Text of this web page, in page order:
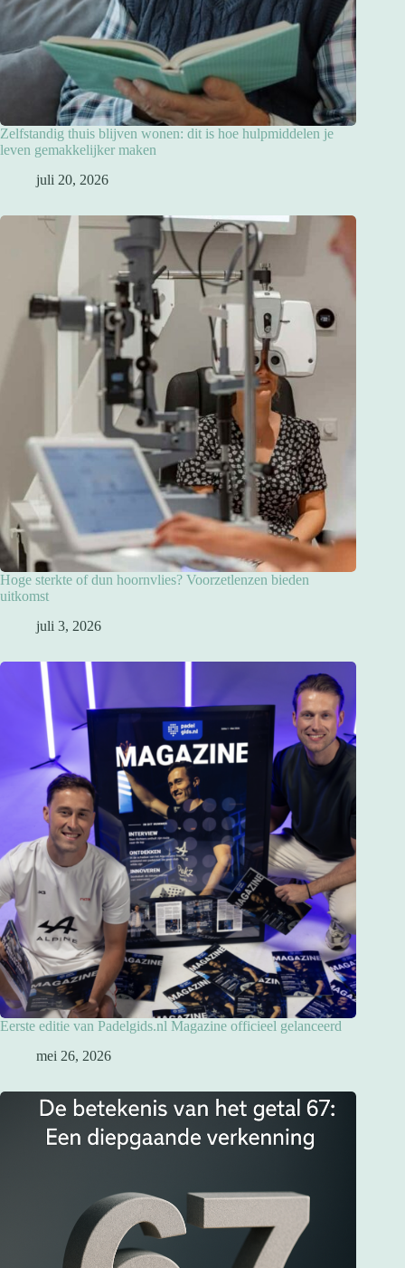
Zelfstandig thuis blijven wonen: dit is hoe hulpmiddelen je
leven gemakkelijker maken
juli 20, 2026
Hoge sterkte of dun hoornvlies? Voorzetlenzen bieden
uitkomst
juli 3, 2026
Eerste editie van Padelgids.nl Magazine officieel gelanceerd
mei 26, 2026